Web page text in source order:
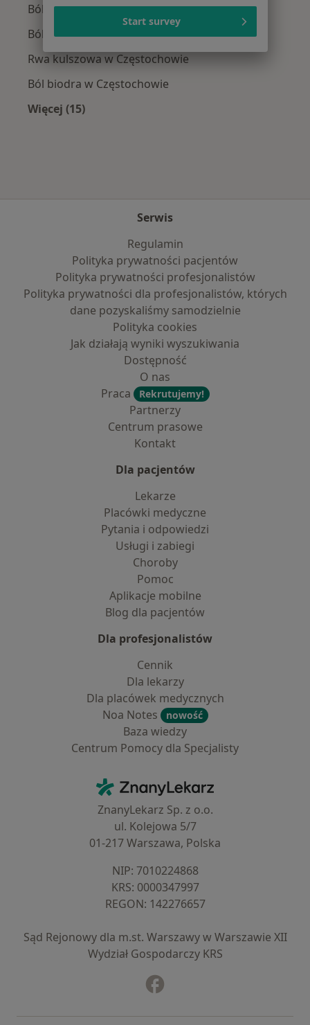
Ból barku w Częstochowie
Ból kolana w Częstochowie
Rwa kulszowa w Częstochowie
Ból biodra w Częstochowie
Więcej (15)
Serwis
Regulamin
Polityka prywatności pacjentów
Polityka prywatności profesjonalistów
Polityka prywatności dla profesjonalistów, których
dane pozyskaliśmy samodzielnie
Polityka cookies
Jak działają wyniki wyszukiwania
Dostępność
O nas
Praca
Rekrutujemy!
Partnerzy
Centrum prasowe
Kontakt
Dla pacjentów
Lekarze
Placówki medyczne
Pytania i odpowiedzi
Usługi i zabiegi
Choroby
Pomoc
Aplikacje mobilne
Blog dla pacjentów
Dla profesjonalistów
Cennik
Dla lekarzy
Dla placówek medycznych
Noa Notes
nowość
Baza wiedzy
Centrum Pomocy dla Specjalisty
ZnanyLekarz - Strona główna
ZnanyLekarz Sp. z o.o.
ul. Kolejowa 5/7
01-217 Warszawa, Polska
NIP: ⁠7010224868
KRS: ⁠0000347997
REGON: ⁠142276657
Sąd Rejonowy dla m.st. Warszawy w Warszawie XII
Wydział Gospodarczy KRS
Start survey